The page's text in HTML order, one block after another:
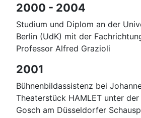
2000 - 2004
Studium und Diplom an der
Berlin (UdK) mit der
Professor Alfred Grazioli
2001
Bühnenbildassistenz bei
Theaterstück HAMLET unter
Gosch am Düsseldorfer